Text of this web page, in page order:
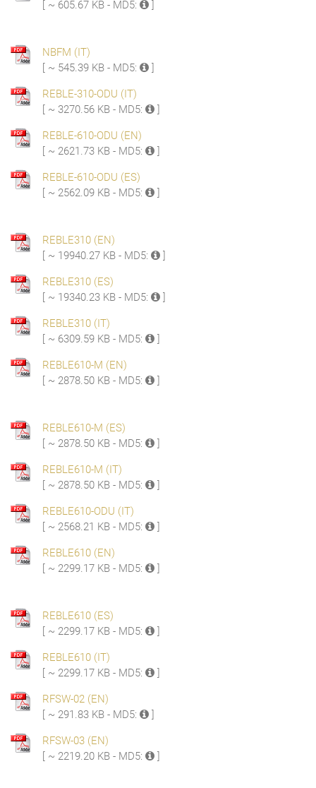
[ ~ 605.67 KB - MD5: ]
NBFM (IT)
[ ~ 545.39 KB - MD5:
]
REBLE-310-ODU (IT)
[ ~ 3270.56 KB - MD5:
]
REBLE-610-ODU (EN)
[ ~ 2621.73 KB - MD5:
]
REBLE-610-ODU (ES)
[ ~ 2562.09 KB - MD5:
]
REBLE310 (EN)
[ ~ 19940.27 KB - MD5:
]
REBLE310 (ES)
[ ~ 19340.23 KB - MD5:
]
REBLE310 (IT)
[ ~ 6309.59 KB - MD5:
]
REBLE610-M (EN)
[ ~ 2878.50 KB - MD5:
]
REBLE610-M (ES)
[ ~ 2878.50 KB - MD5:
]
REBLE610-M (IT)
[ ~ 2878.50 KB - MD5:
]
REBLE610-ODU (IT)
[ ~ 2568.21 KB - MD5:
]
REBLE610 (EN)
[ ~ 2299.17 KB - MD5:
]
REBLE610 (ES)
[ ~ 2299.17 KB - MD5:
]
REBLE610 (IT)
[ ~ 2299.17 KB - MD5:
]
RFSW-02 (EN)
[ ~ 291.83 KB - MD5:
]
RFSW-03 (EN)
[ ~ 2219.20 KB - MD5:
]